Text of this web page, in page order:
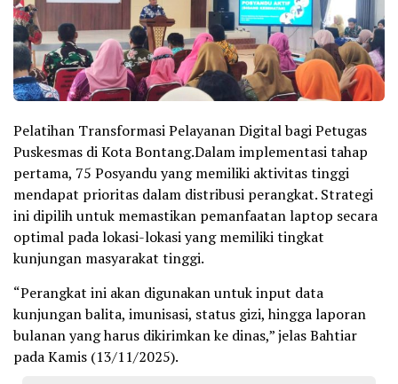
Pelatihan Transformasi Pelayanan Digital bagi Petugas
Puskesmas di Kota Bontang.Dalam implementasi tahap
pertama, 75 Posyandu yang memiliki aktivitas tinggi
mendapat prioritas dalam distribusi perangkat. Strategi
ini dipilih untuk memastikan pemanfaatan laptop secara
optimal pada lokasi-lokasi yang memiliki tingkat
kunjungan masyarakat tinggi.
“Perangkat ini akan digunakan untuk input data
kunjungan balita, imunisasi, status gizi, hingga laporan
bulanan yang harus dikirimkan ke dinas,” jelas Bahtiar
pada Kamis (13/11/2025).